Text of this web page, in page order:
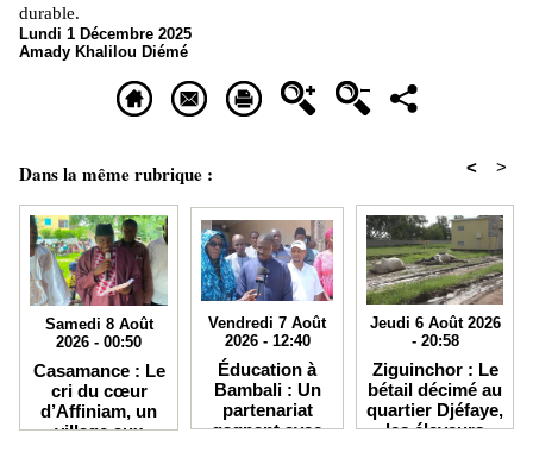
durable.
Lundi 1 Décembre 2025
Amady Khalilou Diémé
Dans la même rubrique : < >
Samedi 8 Août
2026 - 00:50
Casamance : Le
cri du cœur
d’Affiniam, un
village aux
Vendredi 7 Août
2026 - 12:40
Éducation à
Bambali : Un
partenariat
gagnant avec
Jeudi 6 Août 2026
- 20:58
Ziguinchor : Le
bétail décimé au
quartier Djéfaye,
les éleveurs